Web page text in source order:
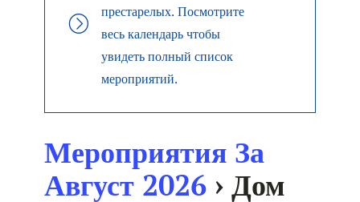
престарелых. Посмотрите
весь календарь чтобы
увидеть полный список
мероприятий.
Мероприятия За
Август 2026 › Дом